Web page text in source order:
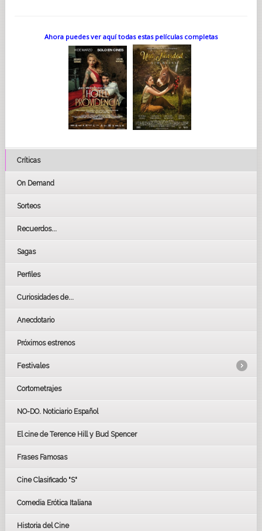
Ahora puedes ver aquí todas estas películas completas
Críticas
On Demand
Sorteos
Recuerdos...
Sagas
Perfiles
Curiosidades de...
Anecdotario
Próximos estrenos
Festivales
LOS OSCARS
GOYAS
BAFTA
Cortometrajes
NO-DO. Noticiario Español
El cine de Terence Hill y Bud Spencer
Frases Famosas
Cine Clasificado "S"
Comedia Erótica Italiana
Historia del Cine